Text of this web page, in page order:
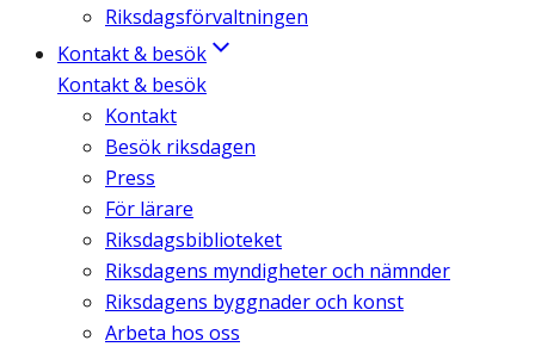
Riksdagsförvaltningen
Kontakt & besök
Kontakt & besök
Kontakt
Besök riksdagen
Press
För lärare
Riksdagsbiblioteket
Riksdagens myndigheter och nämnder
Riksdagens byggnader och konst
Arbeta hos oss